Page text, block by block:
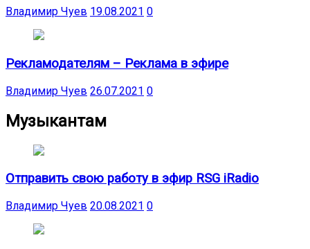
Владимир Чуев 19.08.2021 0
Рекламодателям – Реклама в эфире
Владимир Чуев 26.07.2021 0
Музыкантам
Отправить свою работу в эфир RSG iRadio
Владимир Чуев 20.08.2021 0